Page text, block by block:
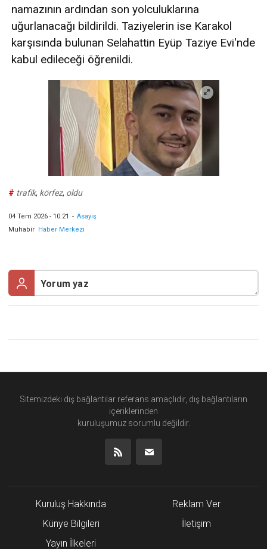
namazının ardından son yolculuklarına
uğurlanacağı bildirildi. Taziyelerin ise Karakol
karşısında bulunan Selahattin Eyüp Taziye Evi'nde
kabul edileceği öğrenildi.
# trafik, körfez, oldu
04 Tem 2026 - 10:21 - Asayiş
Muhabir Haber Merkezi
Sitemizdeki dış bağlantılar referans amaçlıdır, dış bağlantıların
içeriklerinden
kuruluşumuz sorumlu değildir.
Kuruluş Hakkında
Künye Bilgileri
Yayın İlkeleri
Reklam Ver
İletişim